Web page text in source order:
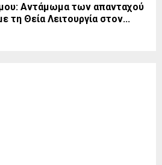
Αντάμωμα των απανταχού
τη Θεία Λειτουργία στον...